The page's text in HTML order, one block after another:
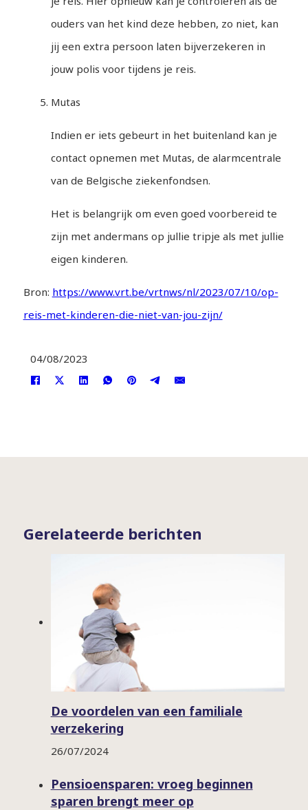
ouders van het kind deze hebben, zo niet, kan
jij een extra persoon laten bijverzekeren in
jouw polis voor tijdens je reis.
Mutas
Indien er iets gebeurt in het buitenland kan je
contact opnemen met Mutas, de alarmcentrale
van de Belgische ziekenfondsen.
Het is belangrijk om even goed voorbereid te
zijn met andermans op jullie tripje als met jullie
eigen kinderen.
Bron: https://www.vrt.be/vrtnws/nl/2023/07/10/op-
reis-met-kinderen-die-niet-van-jou-zijn/
04/08/2023
Gerelateerde berichten
De voordelen van een familiale
verzekering
26/07/2024
Pensioensparen: vroeg beginnen
sparen brengt meer op